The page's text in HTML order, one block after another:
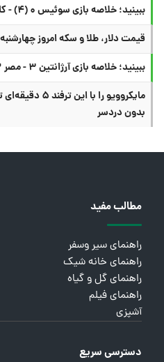
ببینید؛ خلاصه بازی سوئیس ۰ (۴) - کلمبیا ۰ (۳) در جام جهانی
قیمت دلار، طلا و سکه امروز چهارشنبه ۱۷ تیر ۱۴۰۵
ببینید؛ خلاصه بازی آرژانتین ۳ - مصر ۲ در جام جهانی
مایکروویو را
بدون دردسر
مطالب مفید
راهنمای سیر وسفر
راهنمای خانه شیک
راهنمای گل و گیاه
راهنمای فیلم
آشپزی
دسترسی سریع